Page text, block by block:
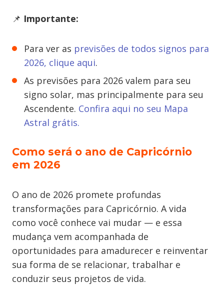
📌 Importante:
Para ver as previsões de todos signos para
2026, clique aqui.
As previsões para 2026 valem para seu
signo solar, mas principalmente para seu
Ascendente. Confira aqui no seu Mapa
Astral grátis.
Como será o ano de Capricórnio
em 2026
O ano de 2026 promete profundas
transformações para Capricórnio. A vida
como você conhece vai mudar — e essa
mudança vem acompanhada de
oportunidades para amadurecer e reinventar
sua forma de se relacionar, trabalhar e
conduzir seus projetos de vida.